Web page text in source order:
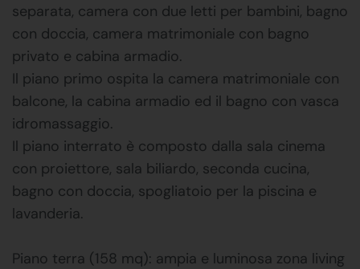
separata, camera con due letti per bambini, bagno
con doccia, camera matrimoniale con bagno
privato e cabina armadio.
Il piano primo ospita la camera matrimoniale con
balcone, la cabina armadio ed il bagno con vasca
idromassaggio.
Il piano interrato è composto dalla sala cinema
con proiettore, sala biliardo, seconda cucina,
bagno con doccia, spogliatoio per la piscina e
lavanderia.
Piano terra (158 mq): ampia e luminosa zona living